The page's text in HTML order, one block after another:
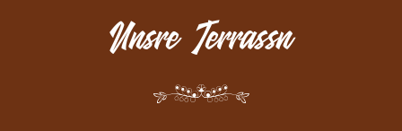
Unsre Terrassn